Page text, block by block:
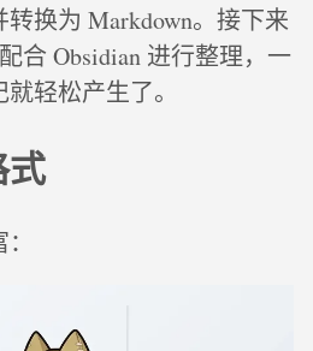
换为 Markdown。接下来
合 Obsidian 进行整理，一
轻松产生了。